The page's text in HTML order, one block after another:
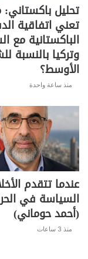
تحليل باكستاني:
تعني اتفاقية
الباكستانية مع
وتركيا بالنسبة
الأوسط؟
منذ ساعة واحدة
عندما تتقدم
السياسة في
(أحمد حوماني)
منذ 3 ساعات